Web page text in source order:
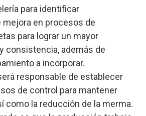
para identificar
mejora en procesos de
para lograr un mayor
consistencia, además de
a incorporar.
responsable de establecer
de control para mantener
como la reducción de la merma.